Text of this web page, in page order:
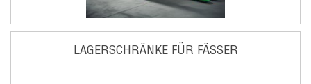
LAGERSCHRÄNKE FÜR FÄSSER